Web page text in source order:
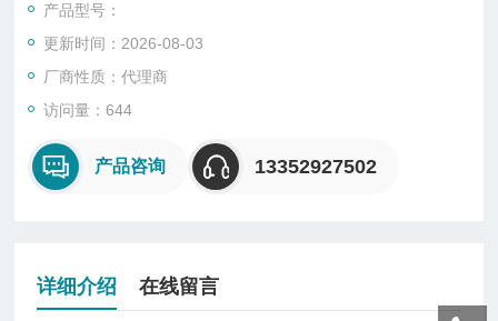
的能力。它是金属材料的重要性能指标之一。一般硬度越高，耐
磨性越好。根据所测硬度单位：洛氏硬度计、维氏硬度计、显微
硬度计、布氏硬度计、邵氏硬度计、巴氏硬度计、里氏硬度计、
韦氏硬度计、肖氏硬度计、布洛维硬度。根据使用方式：便携式
产品型号：
更新时间：2026-08-03
厂商性质：代理商
访问量：644
产品咨询 13352927502
详细介绍 在线留言